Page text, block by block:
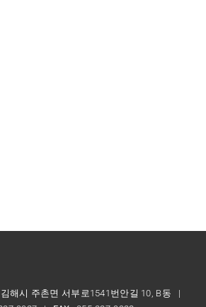
해시 주촌면 서부로1541번안길 10, B동 |